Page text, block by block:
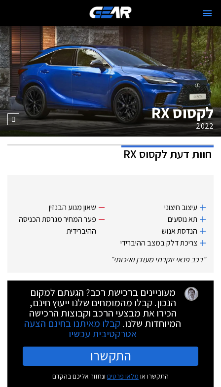
לקסוס RX
2022
חוות דעתלקסוס RX
עיצוב חיצוני
תא נוסעים
הנדסת אנוש
צריכת דלק במצב ההיברידי
שאון מנוע הבנזין
פער המחיר מגרסת הכניסה
ההיברידית
״רכב פנאי יוקרתי מעודן ואיכותי״
מעוניינים ברכישת רכב? הגעתם למקום
הנכון. קבלו מהמומחים שלנו ייעוץ חינם,
הכירו את מבצעי הרכב וקבוצות הרכישה
המיוחדות שלנו. קבלו מאיתנו בחינם הצעה
אטרקטיבית עכשיו
התקשרו
התקשרו או מלאו פרטים ונחזור אליכם בהקדם